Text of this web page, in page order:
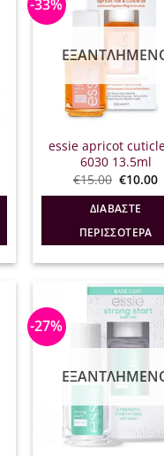
-33%
essie apricot
6030 13.5ml
€15.00 Original
was:
€15.00.
€10.00Η
ΔΙΑΒΆΣΤΕ
ΠΕΡΙΣΣΌΤΕΡΑ
-27%